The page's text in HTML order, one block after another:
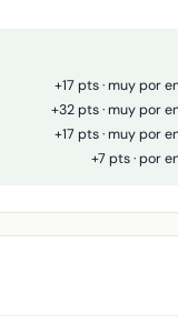
+17 pts · muy por
+32 pts · muy por
+17 pts · muy por
+7 pts · por